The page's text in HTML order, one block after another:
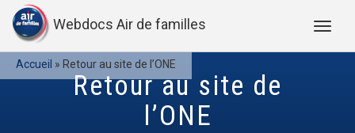
Webdocs Air de familles
Accueil » Retour au site de l’ONE
Retour au site de
l’ONE